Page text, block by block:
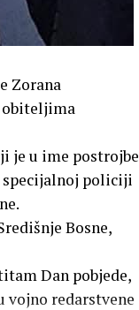
Zorana
obiteljima
je u ime postrojbe
specijalnoj policiji
Bosne,
Dan pobjede,
vojno redarstvene